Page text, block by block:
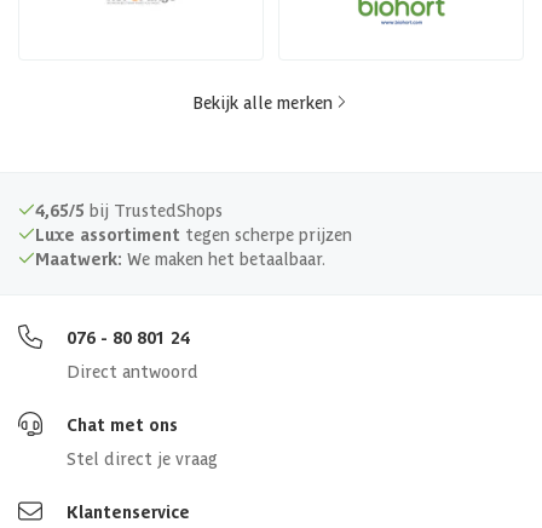
Bekijk alle merken
4,65/5 bij TrustedShops
Luxe assortiment tegen scherpe prijzen
Maatwerk: We maken het betaalbaar.
076 - 80 801 24
Direct antwoord
Chat met ons
Stel direct je vraag
Klantenservice